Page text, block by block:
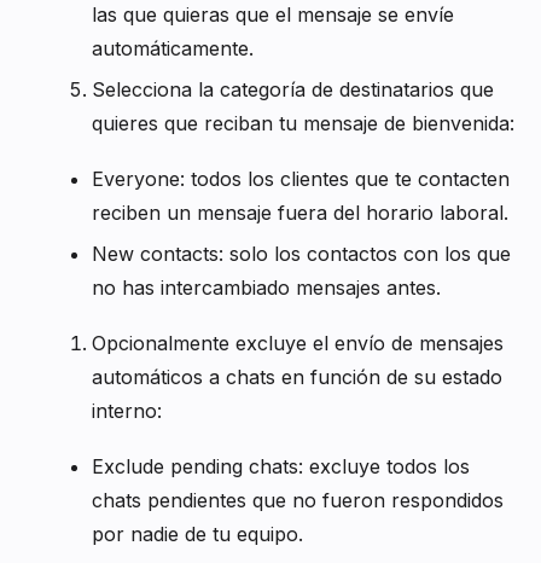
las que quieras que el mensaje se envíe
automáticamente.
Selecciona la categoría de destinatarios que
quieres que reciban tu mensaje de bienvenida:
Everyone: todos los clientes que te contacten
reciben un mensaje fuera del horario laboral.
New contacts: solo los contactos con los que
no has intercambiado mensajes antes.
Opcionalmente excluye el envío de mensajes
automáticos a chats en función de su estado
interno:
Exclude pending chats: excluye todos los
chats pendientes que no fueron respondidos
por nadie de tu equipo.